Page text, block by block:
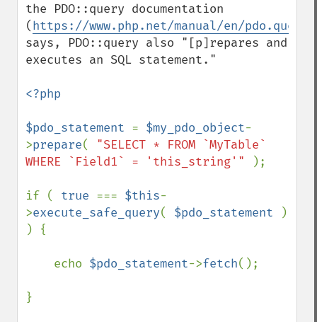
the PDO::query documentation
(https://www.php.net/manual/en/
says, PDO::query also "[p]repares and
executes an SQL statement."
<?php
$pdo_statement = $my_pdo_object-
>prepare( "SELECT * FROM `MyTable`
WHERE `Field1` = 'this_string'"
);
if ( true === $this-
>execute_safe_query( $pdo_statement
)
) {
    echo
$pdo_statement->fetch();
}